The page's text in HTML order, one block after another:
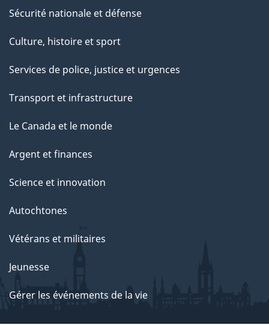
Sécurité nationale et défense
Culture, histoire et sport
Services de police, justice et urgences
Transport et infrastructure
Le Canada et le monde
Argent et finances
Science et innovation
Autochtones
Vétérans et militaires
Jeunesse
Gérer les événements de la vie